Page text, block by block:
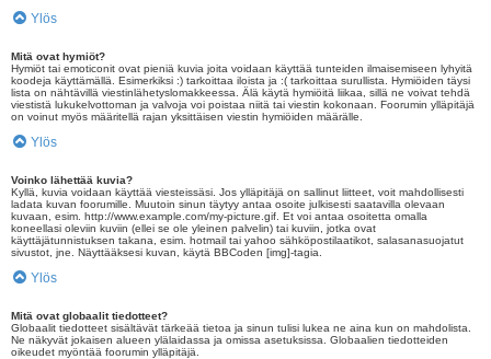
Ylös
Mitä ovat hymiöt?
Hymiöt tai emoticonit ovat pieniä kuvia joita voidaan käyttää tunteiden ilmaisemiseen lyhyitä
koodeja käyttämällä. Esimerkiksi :) tarkoittaa iloista ja :( tarkoittaa surullista. Hymiöiden täysi
lista on nähtävillä viestinlähetyslomakkeessa. Älä käytä hymiöitä liikaa, sillä ne voivat tehdä
viestistä lukukelvottoman ja valvoja voi poistaa niitä tai viestin kokonaan. Foorumin ylläpitäjä
on voinut myös määritellä rajan yksittäisen viestin hymiöiden määrälle.
Ylös
Voinko lähettää kuvia?
Kyllä, kuvia voidaan käyttää viesteissäsi. Jos ylläpitäjä on sallinut liitteet, voit mahdollisesti
ladata kuvan foorumille. Muutoin sinun täytyy antaa osoite julkisesti saatavilla olevaan
kuvaan, esim. http://www.example.com/my-picture.gif. Et voi antaa osoitetta omalla
koneellasi oleviin kuviin (ellei se ole yleinen palvelin) tai kuviin, jotka ovat
käyttäjätunnistuksen takana, esim. hotmail tai yahoo sähköpostilaatikot, salasanasuojatut
sivustot, jne. Näyttääksesi kuvan, käytä BBCoden [img]-tagia.
Ylös
Mitä ovat globaalit tiedotteet?
Globaalit tiedotteet sisältävät tärkeää tietoa ja sinun tulisi lukea ne aina kun on mahdolista.
Ne näkyvät jokaisen alueen ylälaidassa ja omissa asetuksissa. Globaalien tiedotteiden
oikeudet myöntää foorumin ylläpitäjä.